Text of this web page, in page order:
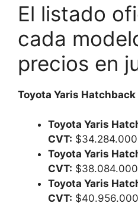
El listado
cada
precios en
Toyota Yaris
Toyota Yaris
CVT:
Toyota Yaris
CVT:
Toyota Yaris
CVT: